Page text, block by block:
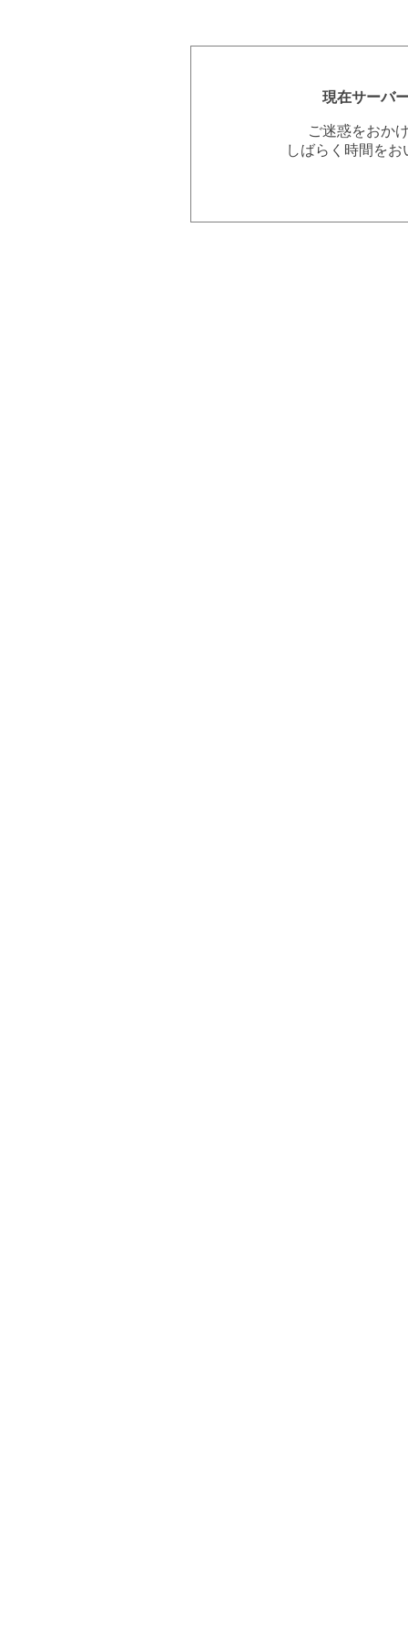
現在サーバ
ご迷惑をおか
しばらく時間を